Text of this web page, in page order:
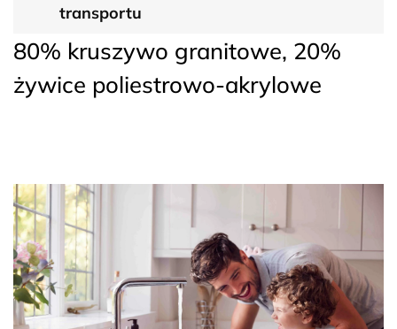
transportu
80% kruszywo granitowe, 20%
żywice poliestrowo-akrylowe